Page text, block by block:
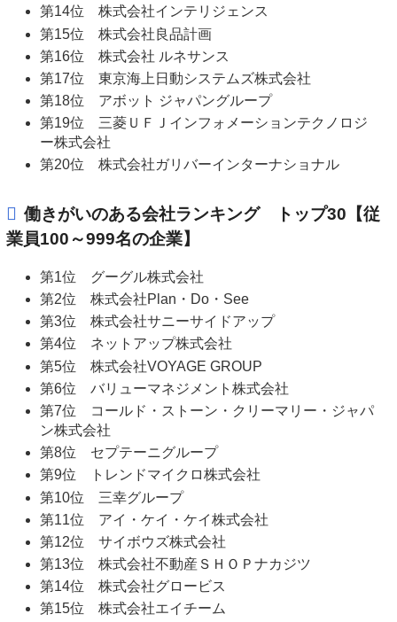
第14位 株式会社インテリジェンス
第15位 株式会社良品計画
第16位 株式会社 ルネサンス
第17位 東京海上日動システムズ株式会社
第18位 アボット ジャパングループ
第19位 三菱ＵＦＪインフォメーションテクノロジ
ー株式会社
第20位 株式会社ガリバーインターナショナル
働きがいのある会社ランキング トップ30【従
業員100～999名の企業】
第1位 グーグル株式会社
第2位 株式会社Plan・Do・See
第3位 株式会社サニーサイドアップ
第4位 ネットアップ株式会社
第5位 株式会社VOYAGE GROUP
第6位 バリューマネジメント株式会社
第7位 コールド・ストーン・クリーマリー・ジャパ
ン株式会社
第8位 セプテーニグループ
第9位 トレンドマイクロ株式会社
第10位 三幸グループ
第11位 アイ・ケイ・ケイ株式会社
第12位 サイボウズ株式会社
第13位 株式会社不動産ＳＨＯＰナカジツ
第14位 株式会社グロービス
第15位 株式会社エイチーム